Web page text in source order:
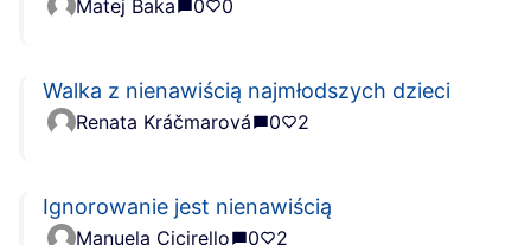
Matej Baka 0 0
Walka z nienawiścią najmłodszych dzieci
Renata Kráčmarová 0 2
Ignorowanie jest nienawiścią
Manuela Cicirello 0 2